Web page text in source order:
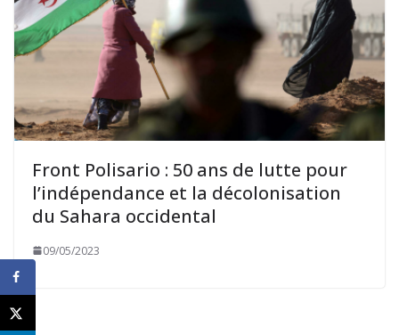
Front Polisario : 50 ans de lutte pour
l’indépendance et la décolonisation
du Sahara occidental
09/05/2023